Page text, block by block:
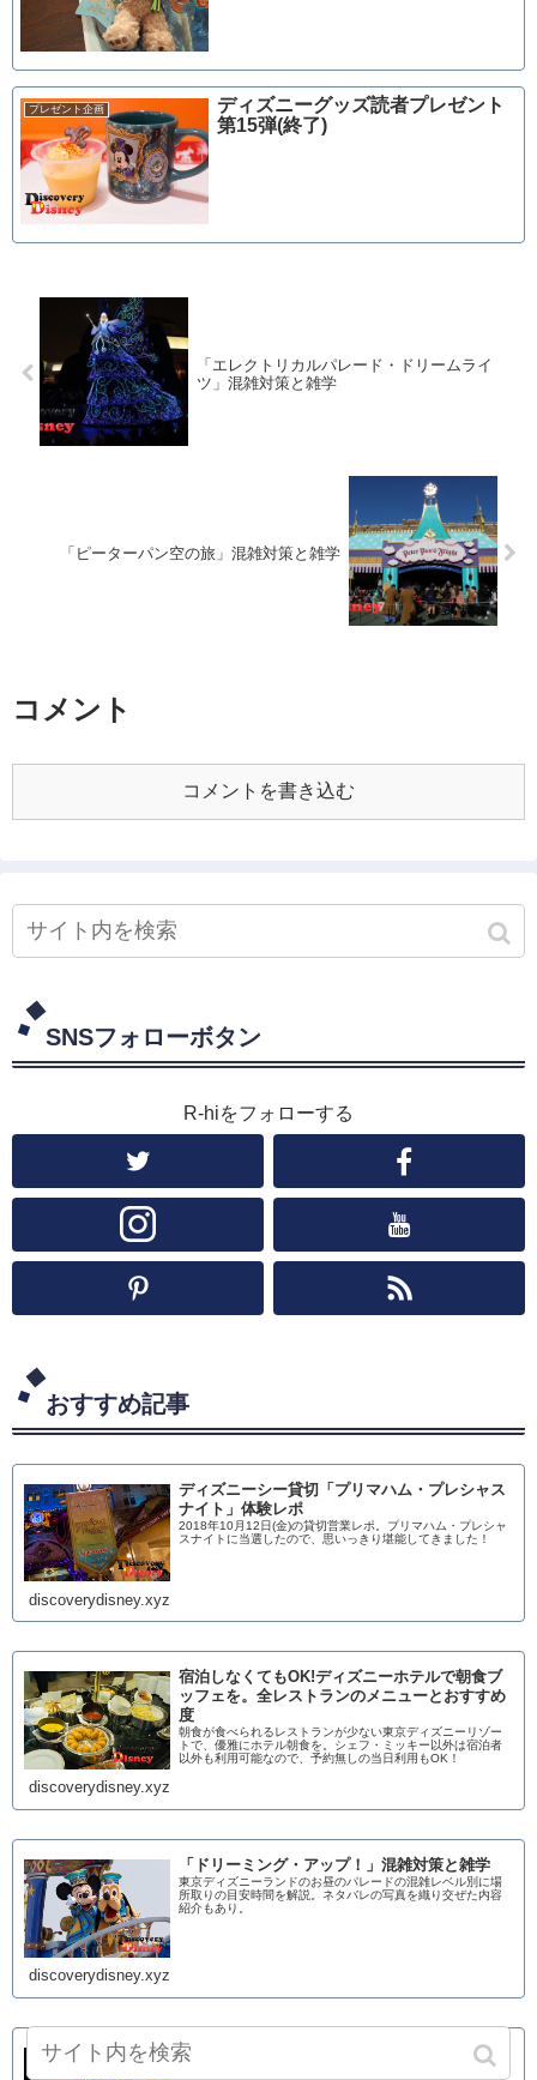
プレゼント企画
ディズニーグッズ読者プレゼント
第15弾(終了)
「エレクトリカルパレード・ドリームライ
ツ」混雑対策と雑学
「ピーターパン空の旅」混雑対策と雑学
コメント
コメントを書き込む
SNSフォローボタン
R-hiをフォローする
おすすめ記事
ディズニーシー貸切「プリマハム・プレシャス
ナイト」体験レポ
2018年10月12日(金)の貸切営業レポ。プリマハム・プレシャ
スナイトに当選したので、思いっきり堪能してきました！
discoverydisney.xyz
宿泊しなくてもOK!ディズニーホテルで朝食ブ
ッフェを。全レストランのメニューとおすすめ
度
朝食が食べられるレストランが少ない東京ディズニーリゾー
トで、優雅にホテル朝食を。シェフ・ミッキー以外は宿泊者
以外も利用可能なので、予約無しの当日利用もOK！
discoverydisney.xyz
「ドリーミング・アップ！」混雑対策と雑学
東京ディズニーランドのお昼のパレードの混雑レベル別に場
所取りの目安時間を解説。ネタバレの写真を織り交ぜた内容
紹介もあり。
discoverydisney.xyz
「エレクトリカルパレード・ドリームライツ」